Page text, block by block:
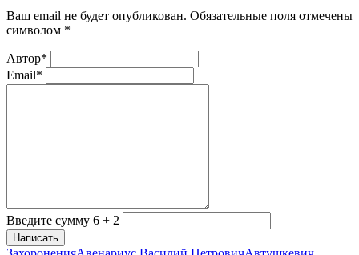
Ваш email не будет опубликован. Обязательные поля отмечены
символом *
Автор*
Email*
Введите сумму 6 + 2
Написать